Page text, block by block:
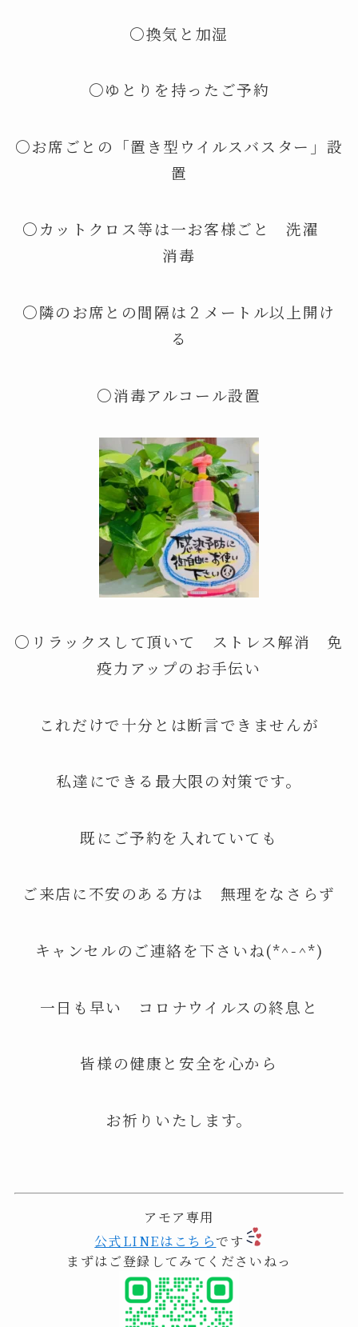
〇換気と加湿
〇ゆとりを持ったご予約
〇お席ごとの「置き型ウイルスバスター」設
置
〇カットクロス等は一お客様ごと 洗濯
消毒
〇隣のお席との間隔は２メートル以上開け
る
〇消毒アルコール設置
〇リラックスして頂いて ストレス解消 免
疫力アップのお手伝い
これだけで十分とは断言できませんが
私達にできる最大限の対策です。
既にご予約を入れていても
ご来店に不安のある方は 無理をなさらず
キャンセルのご連絡を下さいね(*^-^*)
一日も早い コロナウイルスの終息と
皆様の健康と安全を心から
お祈りいたします。
アモア専用
公式LINEはこちらです
まずはご登録してみてくださいねっ